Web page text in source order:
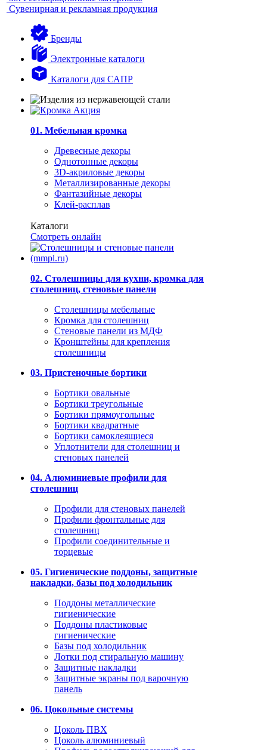
Сувенирная и рекламная продукция
Бренды
Электронные каталоги
Каталоги для САПР
01. Мебельная кромка
Древесные декоры
Однотонные декоры
3D-акриловые декоры
Металлизированные декоры
Фантазийные декоры
Клей-расплав
Каталоги
Смотреть онлайн
02. Столешницы для кухни, кромка для
столешниц, стеновые панели
Столешницы мебельные
Кромка для столешниц
Стеновые панели из МДФ
Кронштейны для крепления
столешницы
03. Пристеночные бортики
Бортики овальные
Бортики треугольные
Бортики прямоугольные
Бортики квадратные
Бортики самоклеящиеся
Уплотнители для столешниц и
стеновых панелей
04. Алюминиевые профили для
столешниц
Профили для стеновых панелей
Профили фронтальные для
столешниц
Профили соединительные и
торцевые
05. Гигиенические поддоны, защитные
накладки, базы под холодильник
Поддоны металлические
гигиенические
Поддоны пластиковые
гигиенические
Базы под холодильник
Лотки под стиральную машину
Защитные накладки
Защитные экраны под варочную
панель
06. Цокольные системы
Цоколь ПВХ
Цоколь алюминиевый